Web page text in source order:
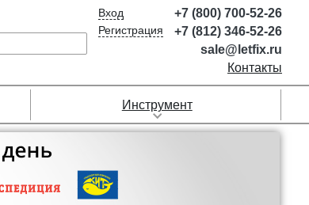
Вход
Регистрация
+7 (800) 700-52-26
+7 (812) 346-52-26
sale@letfix.ru
Контакты
Инструмент